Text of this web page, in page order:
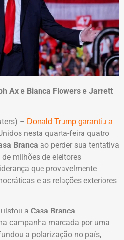
Ax e Bianca Flowers e Jarrett
– Donald Trump garantiu a
nesta quarta-feira quatro
Branca ao perder sua tentativa
milhões de eleitores
que provavelmente
e as relações exteriores
a Casa Branca
campanha marcada por uma
a polarização no país,